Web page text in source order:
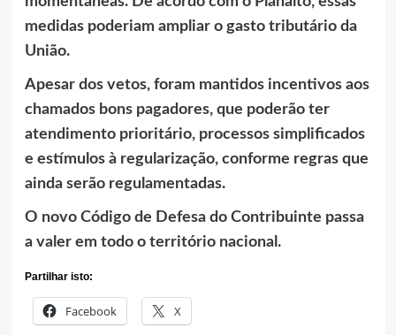
medidas poderiam ampliar o gasto tributário da
União.
Apesar dos vetos, foram mantidos incentivos aos
chamados bons pagadores, que poderão ter
atendimento prioritário, processos simplificados
e estímulos à regularização, conforme regras que
ainda serão regulamentadas.
O novo Código de Defesa do Contribuinte passa
a valer em todo o território nacional.
Partilhar isto:
Facebook X